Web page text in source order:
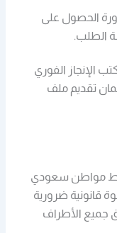
الحصول على
الطلب.
الإنجاز الفوري
تقديم ملف
مواطن سعودي
قانونية ضرورية
جميع الأطراف